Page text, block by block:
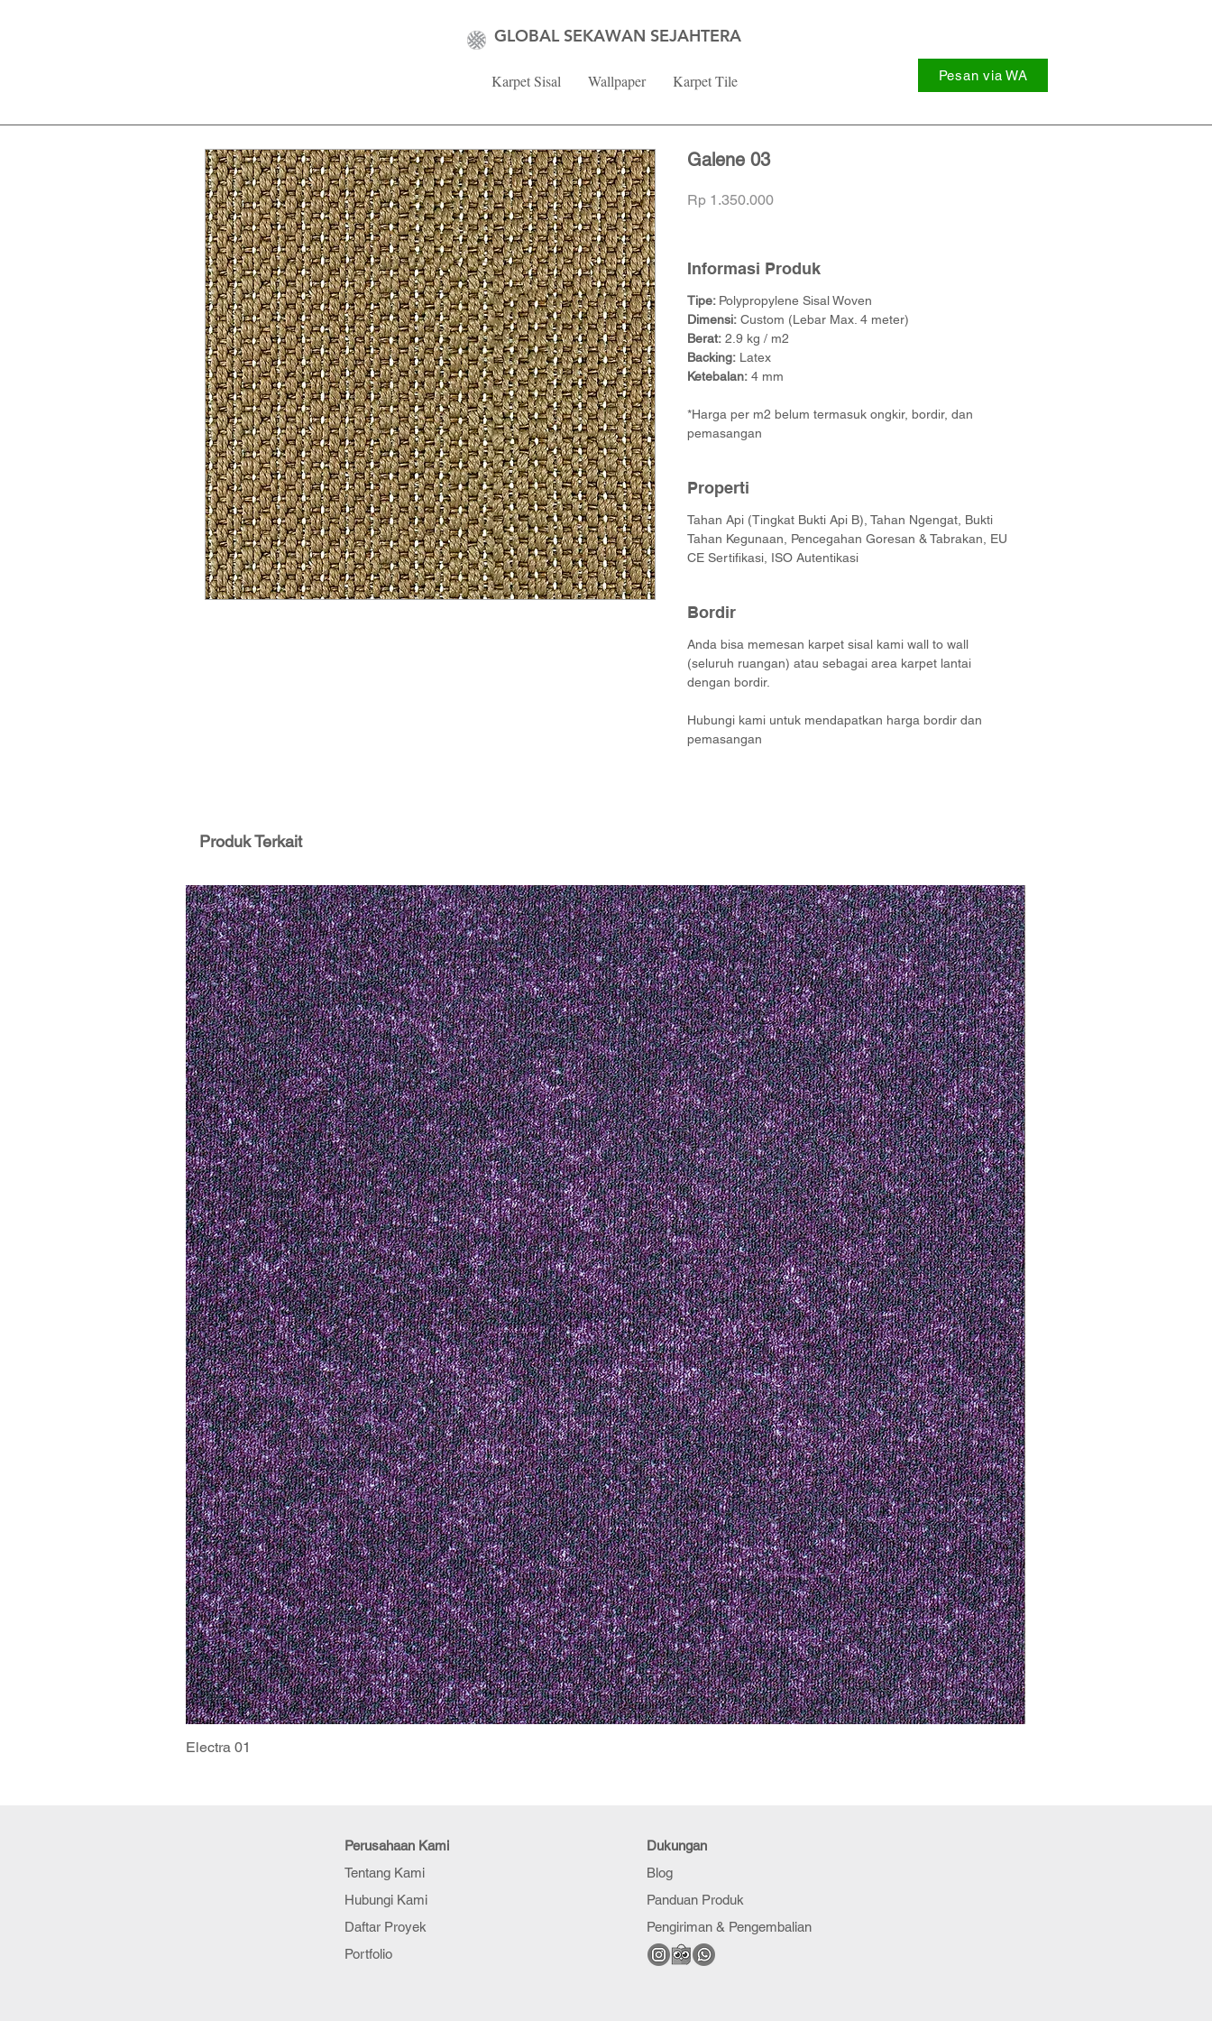
GLOBAL SEKAWAN SEJAHTERA
Karpet Sisal Wallpaper Karpet Tile Pesan via WA
Galene 03
Rp 1.350.000Harga
Informasi Produk
Tipe: Polypropylene Sisal Woven
Dimensi: Custom (Lebar Max. 4 meter)
Berat: 2.9 kg / m2
Backing: Latex
Ketebalan: 4 mm
*Harga per m2 belum termasuk ongkir, bordir, dan
pemasangan
Properti
Tahan Api (Tingkat Bukti Api B), Tahan Ngengat, Bukti
Tahan Kegunaan, Pencegahan Goresan & Tabrakan, EU
CE Sertifikasi, ISO Autentikasi
Bordir
Anda bisa memesan karpet sisal kami wall to wall
(seluruh ruangan) atau sebagai area karpet lantai
dengan bordir.
Hubungi kami untuk mendapatkan harga bordir dan
pemasangan
Produk Terkait
Electra 01
Perusahaan Kami
Tentang Kami
Hubungi Kami
Daftar Proyek
Portfolio
Dukungan
Blog
Panduan Produk
Pengiriman & Pengembalian